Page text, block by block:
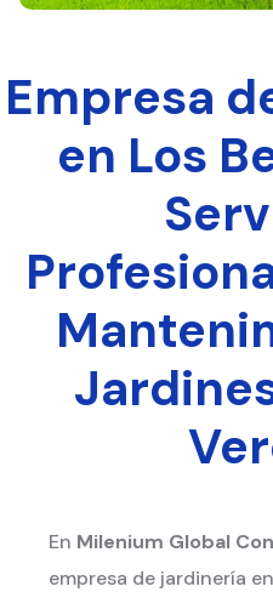
Empresa
en Los
En Milenium Global
empresa de jardinería